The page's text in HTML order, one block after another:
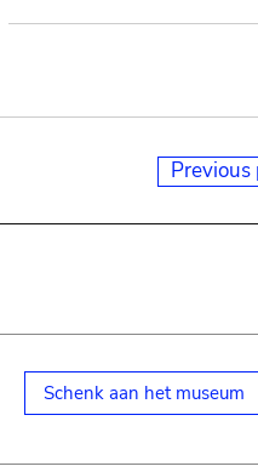
Previous
Schenk aan het museum